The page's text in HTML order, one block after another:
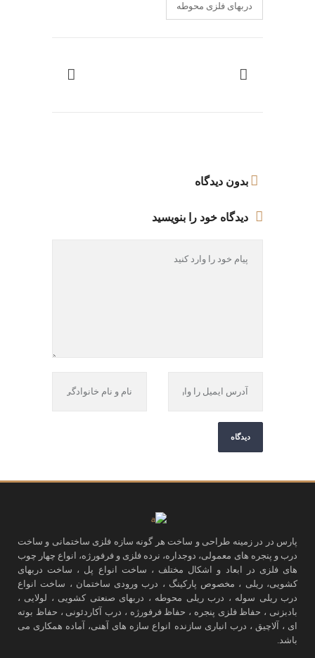
دربهای فلزی محوطه
بدون دیدگاه
دیدگاه خود را بنویسید
پارس در در زمینه طراحی و ساخت هر گونه سازه فلزی ساختمانی و ساخت
درب و پنجره های معمولی، دوجداره، نرده فلزی و فرفورژه، انواع چهار چوب
های فلزی در ابعاد و اشکال مختلف ، ساخت انواع پل ، ساخت دربهای
کشویی، ریلی ، مخصوص پارکینگ ، درب ورودی ساختمان ، ساخت انواع
درب ریلی سوله ، درب ریلی محوطه ، دربهای صنعتی کشویی ، لولایی ،
بادبزنی ، حفاظ فلزی پنجره ، حفاظ فرفورژه ، درب آکاردئونی ، حفاظ بوته
ای ، آلاچیق ، درب انباری سازنده انواع سازه های آهنی، آماده همکاری می
باشد.